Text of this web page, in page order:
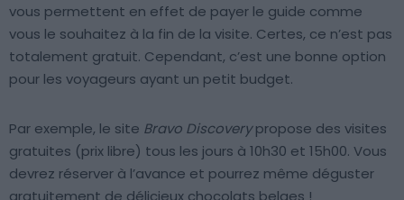
vous permettent en effet de payer le guide comme
vous le souhaitez à la fin de la visite. Certes, ce n’est pas
totalement gratuit. Cependant, c’est une bonne option
pour les voyageurs ayant un petit budget.
Par exemple, le site Bravo Discoverypropose des visites
gratuites (prix libre) tous les jours à 10h30 et 15h00. Vous
devrez réserver à l’avance et pourrez même déguster
gratuitement de délicieux chocolats belges !